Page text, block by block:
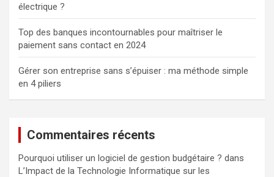
électrique ?
Top des banques incontournables pour maîtriser le
paiement sans contact en 2024
Gérer son entreprise sans s’épuiser : ma méthode simple
en 4 piliers
Commentaires récents
Pourquoi utiliser un logiciel de gestion budgétaire ? dans
L’Impact de la Technologie Informatique sur les